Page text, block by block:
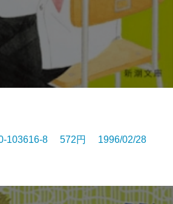
103616-8 572円 1996/02/28